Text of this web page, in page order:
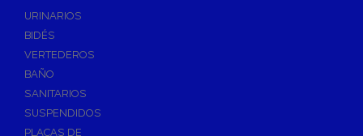
Válvulas de Esfera
Válvulas de Escuadra y Lavadora
Válvulas Reductoras de Presión
Válvulas de Retención
Electroválvulas
URINARIOS
BIDÉS
VERTEDEROS
BAÑO
SANITARIOS
SUSPENDIDOS
PLACAS DE